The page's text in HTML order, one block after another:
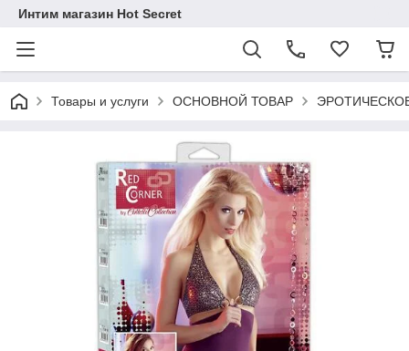
Интим магазин Hot Secret
Товары и услуги ОСНОВНОЙ ТОВАР